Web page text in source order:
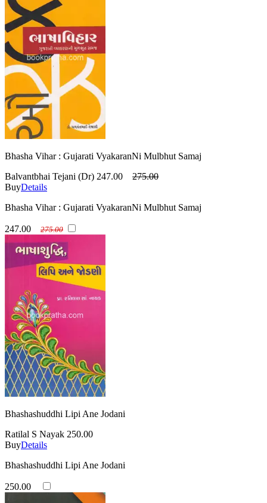
Bhasha Vihar : Gujarati VyakaranNi Mulbhut Samaj
Balvantbhai Tejani (Dr) 247.00
275.00
BuyDetails
Bhasha Vihar : Gujarati VyakaranNi Mulbhut Samaj
247.00 275.00
Bhashashuddhi Lipi Ane Jodani
Ratilal S Nayak 250.00
BuyDetails
Bhashashuddhi Lipi Ane Jodani
250.00